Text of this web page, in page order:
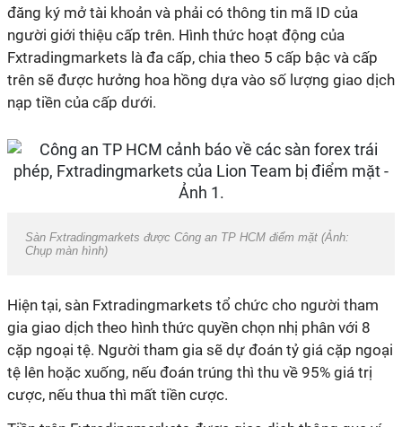
đăng ký mở tài khoản và phải có thông tin mã ID của
người giới thiệu cấp trên. Hình thức hoạt động của
Fxtradingmarkets là đa cấp, chia theo 5 cấp bậc và cấp
trên sẽ được hưởng hoa hồng dựa vào số lượng giao dịch
nạp tiền của cấp dưới.
Sàn Fxtradingmarkets được Công an TP HCM điểm mặt (Ảnh:
Chụp màn hình)
Hiện tại, sàn Fxtradingmarkets tổ chức cho người tham
gia giao dịch theo hình thức quyền chọn nhị phân với 8
cặp ngoại tệ. Người tham gia sẽ dự đoán tỷ giá cặp ngoại
tệ lên hoặc xuống, nếu đoán trúng thì thu về 95% giá trị
cược, nếu thua thì mất tiền cược.